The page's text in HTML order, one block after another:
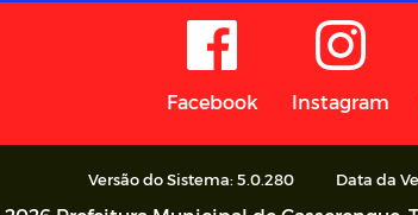
Facebook Instagram
Versão do Sistema: 5.0.280 Data da